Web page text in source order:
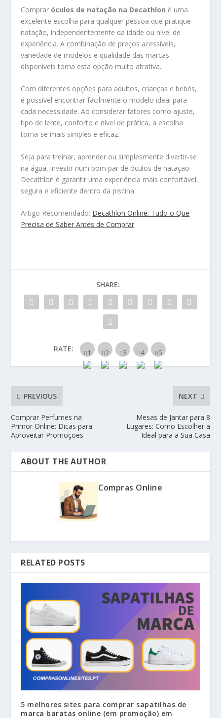
Comprar óculos de natação na Decathlon é uma
excelente escolha para qualquer pessoa que pratique
natação, independentemente da idade ou nível de
experiência. A combinação de preços acessíveis,
variedade de modelos e qualidade das marcas
disponíveis torna esta opção muito atrativa.
Com diferentes opções para adultos, crianças e bebés,
é possível encontrar facilmente o modelo ideal para
cada necessidade. Ao considerar fatores como ajuste,
tipo de lente, conforto e nível de prática, a escolha
torna-se mais simples e eficaz.
Seja para treinar, aprender ou simplesmente divertir-se
na água, investir num bom par de óculos de natação
Decathlon é garantir uma experiência mais confortável,
segura e eficiente dentro da piscina.
Artigo Recomendado: Decathlon Online: Tudo o Que
Precisa de Saber Antes de Comprar
SHARE:
RATE:
PREVIOUS
Comprar Perfumes na
Primor Online: Dicas para
Aproveitar Promoções
NEXT
Mesas de Jantar para 8
Lugares: Como Escolher a
Ideal para a Sua Casa
ABOUT THE AUTHOR
Compras Online
RELATED POSTS
5 melhores sites para comprar sapatilhas de
marca baratas online (em promoção) em